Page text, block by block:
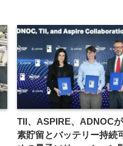
TII、ASPIRE、ADNOC
素貯留とバッテリー持続